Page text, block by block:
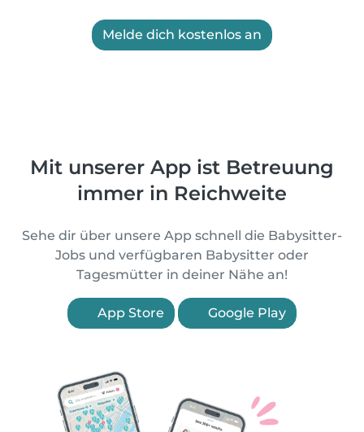
Melde dich kostenlos an
Mit unserer App ist Betreuung
immer in Reichweite
Sehe dir über unsere App schnell die Babysitter-
Jobs und verfügbaren Babysitter oder
Tagesmütter in deiner Nähe an!
App Store Google Play